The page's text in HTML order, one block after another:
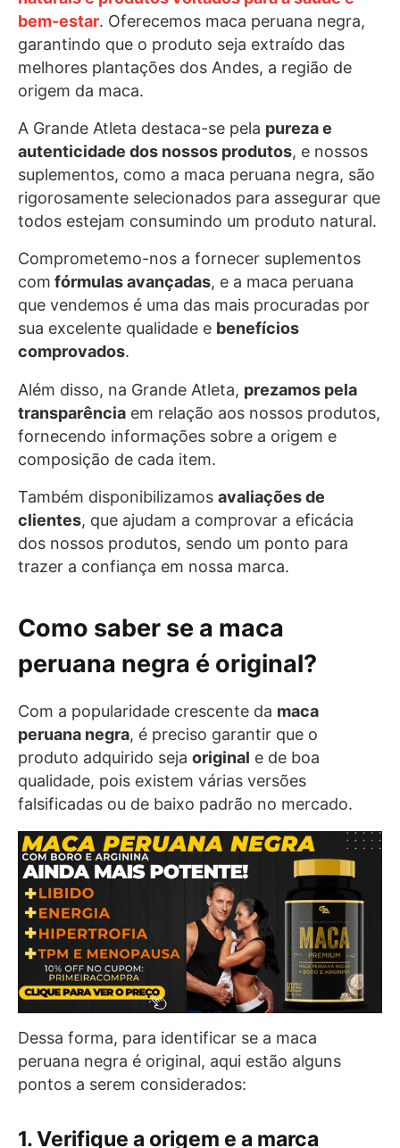
bem-estar. Oferecemos maca peruana negra,
garantindo que o produto seja extraído das
melhores plantações dos Andes, a região de
origem da maca.
A Grande Atleta destaca-se pela pureza e
autenticidade dos nossos produtos, e nossos
suplementos, como a maca peruana negra, são
rigorosamente selecionados para assegurar que
todos estejam consumindo um produto natural.
Comprometemo-nos a fornecer suplementos
com fórmulas avançadas, e a maca peruana
que vendemos é uma das mais procuradas por
sua excelente qualidade e benefícios
comprovados.
Além disso, na Grande Atleta, prezamos pela
transparência em relação aos nossos produtos,
fornecendo informações sobre a origem e
composição de cada item.
Também disponibilizamos avaliações de
clientes, que ajudam a comprovar a eficácia
dos nossos produtos, sendo um ponto para
trazer a confiança em nossa marca.
Como saber se a maca
peruana negra é original?
Com a popularidade crescente da maca
peruana negra, é preciso garantir que o
produto adquirido seja original e de boa
qualidade, pois existem várias versões
falsificadas ou de baixo padrão no mercado.
Dessa forma, para identificar se a maca
peruana negra é original, aqui estão alguns
pontos a serem considerados:
1. Verifique a origem e a marca